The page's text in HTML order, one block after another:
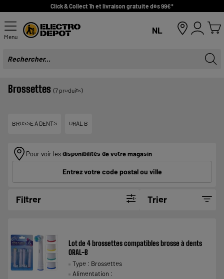
Click & Collect 1h et livraison gratuite dès 99€*
Menu
NL
Brossettes (7 produits)
BROSSE À DENTS ORAL B
Pour voir lesdisponibilités de votre magasin
Entrez votre code postal ou ville
Filtrer Trier
Lot de 4 brossettes compatibles brosse à dents
ORAL-B
Type : Brossettes
Alimentation :